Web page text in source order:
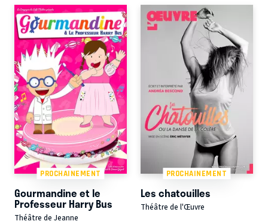
PROCHAINEMENT
Gourmandine et le
Professeur Harry Bus
Théâtre de Jeanne
PROCHAINEMENT
Les chatouilles
Théâtre de l'Œuvre